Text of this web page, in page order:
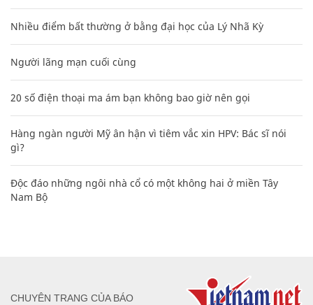
Nhiều điểm bất thường ở bằng đại học của Lý Nhã Kỳ
Người lãng mạn cuối cùng
20 số điện thoại ma ám bạn không bao giờ nên gọi
Hàng ngàn người Mỹ ân hận vì tiêm vắc xin HPV: Bác sĩ nói
gì?
Độc đáo những ngôi nhà cổ có một không hai ở miền Tây
Nam Bộ
CHUYÊN TRANG CỦA BÁO